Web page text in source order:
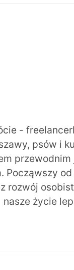
-
psów i
Począwszy
rozwój
nasze życie